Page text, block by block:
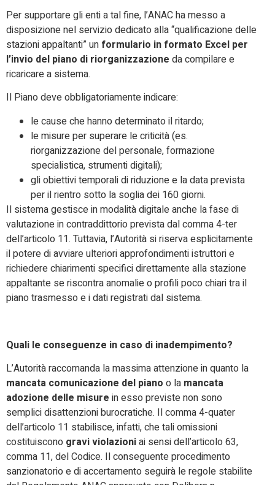
Per supportare gli enti a tal fine, l’ANAC ha messo a
disposizione nel servizio dedicato alla “qualificazione delle
stazioni appaltanti” un formulario in formato Excel per
l’invio del piano di riorganizzazione da compilare e
ricaricare a sistema.
Il Piano deve obbligatoriamente indicare:
le cause che hanno determinato il ritardo;
le misure per superare le criticità (es.
riorganizzazione del personale, formazione
specialistica, strumenti digitali);
gli obiettivi temporali di riduzione e la data prevista
per il rientro sotto la soglia dei 160 giorni.
Il sistema gestisce in modalità digitale anche la fase di
valutazione in contraddittorio prevista dal comma 4-ter
dell’articolo 11. Tuttavia, l’Autorità si riserva esplicitamente
il potere di avviare ulteriori approfondimenti istruttori e
richiedere chiarimenti specifici direttamente alla stazione
appaltante se riscontra anomalie o profili poco chiari tra il
piano trasmesso e i dati registrati dal sistema.
Quali le conseguenze in caso di inadempimento?
L’Autorità raccomanda la massima attenzione in quanto la
mancata comunicazione del piano o la mancata
adozione delle misure in esso previste non sono
semplici disattenzioni burocratiche. Il comma 4-quater
dell’articolo 11 stabilisce, infatti, che tali omissioni
costituiscono gravi violazioniai sensi dell’articolo 63,
comma 11, del Codice. Il conseguente procedimento
sanzionatorio e di accertamento seguirà le regole stabilite